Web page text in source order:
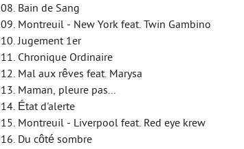
08. Bain de Sang
09. Montreuil - New York feat. Twin Gambino
10. Jugement 1er
11. Chronique Ordinaire
12. Mal aux rêves feat. Marysa
13. Maman, pleure pas...
14. État d'alerte
15. Montreuil - Liverpool feat. Red eye krew
16. Du côté sombre